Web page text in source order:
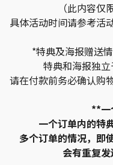
（此内容仅
具体活动时间请参考活
*特典及海报赠送情
特典和海报独立
请在付款前务必确认购
**一
一个订单内的特
多个订单的情况，即
会有重复发